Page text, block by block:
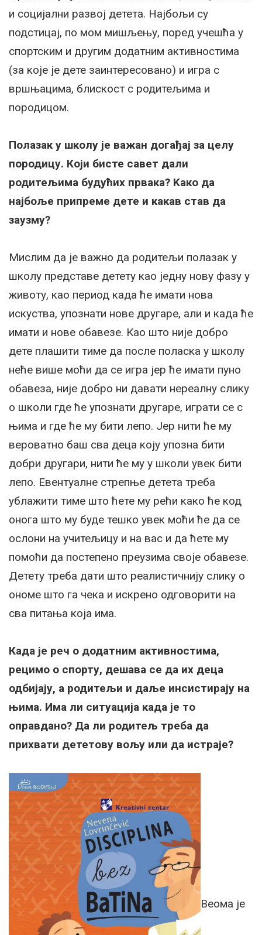
и социјални развој детета. Најбољи су
подстицај, по мом мишљењу, поред учешћа у
спортским и другим додатним активностима
(за које је дете заинтересовано) и игра с
вршњацима, блискост с родитељима и
породицом.
Полазак у школу је важан догађај за целу
породицу. Који бисте савет дали
родитељима будућих првака? Kако да
најбоље припреме дете и какав став да
заузму?
Мислим да је важно да родитељи полазак у
школу представе детету као једну нову фазу у
животу, као период када ће имати нова
искуства, упознати нове другаре, али и када ће
имати и нове обавезе. Као што није добро
дете плашити тиме да после поласка у школу
неће више моћи да се игра јер ће имати пуно
обавеза, није добро ни давати нереалну слику
о школи где ће упознати другаре, играти се с
њима и где ће му бити лепо. Јер нити ће му
вероватно баш сва деца коју упозна бити
добри другари, нити ће му у школи увек бити
лепо. Евентуалне стрепње детета треба
ублажити тиме што ћете му рећи како ће код
онога што му буде тешко увек моћи ће да се
ослони на учитељицу и на вас и да ћете му
помоћи да постепено преузима своје обавезе.
Детету треба дати што реалистичнију слику о
ономе што га чека и искрено одговорити на
сва питања која има.
Када је реч о додатним активностима,
рецимо о спорту, дешава се да их деца
одбијају, а родитељи и даље инсистирају на
њима. Има ли ситуација када је то
оправдано? Да ли родитељ треба да
прихвати дететову вољу или да истраје?
Веома је